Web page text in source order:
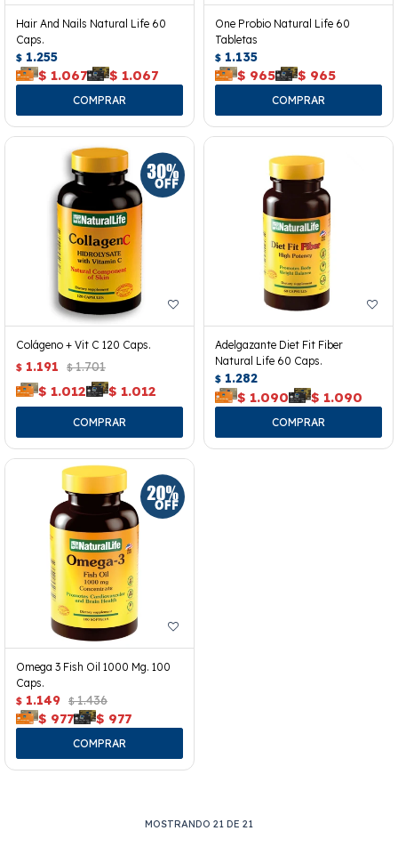
Hair And Nails Natural Life 60
Caps.
$ 1.255
$ 1.067 $ 1.067
One Probio Natural Life 60
Tabletas
$ 1.135
$ 965 $ 965
Colágeno + Vit C 120 Caps.
$ 1.191 $ 1.701
$ 1.012 $ 1.012
Adelgazante Diet Fit Fiber
Natural Life 60 Caps.
$ 1.282
$ 1.090 $ 1.090
Omega 3 Fish Oil 1000 Mg. 100
Caps.
$ 1.149 $ 1.436
$ 977 $ 977
MOSTRANDO 21 DE 21